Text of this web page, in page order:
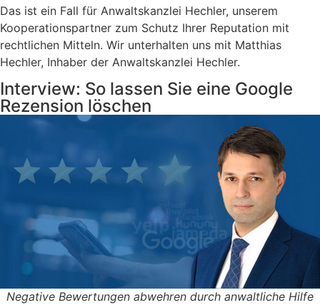
Das ist ein Fall für Anwaltskanzlei Hechler, unserem
Kooperationspartner zum Schutz Ihrer Reputation mit
rechtlichen Mitteln. Wir unterhalten uns mit Matthias
Hechler, Inhaber der Anwaltskanzlei Hechler.
Interview: So lassen Sie eine Google
Rezension löschen
Negative Bewertungen abwehren durch anwaltliche Hilfe